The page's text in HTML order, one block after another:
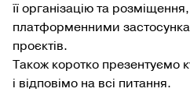
її організацію та
платформенними
проєктів.
Також коротко презентуємо
і відповімо на всі питання.